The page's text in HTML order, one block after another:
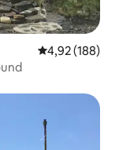
Średnia
4,92 (188)